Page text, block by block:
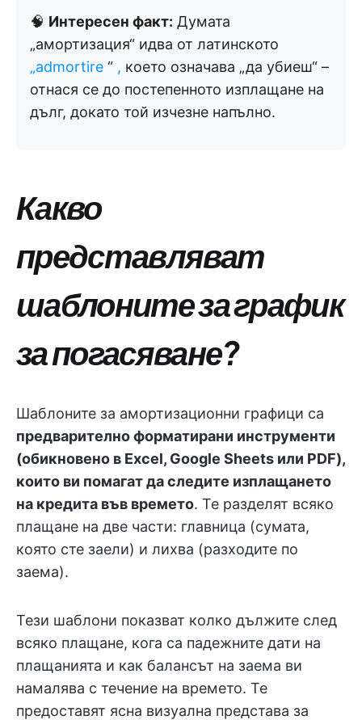
🧠 Интересен факт: Думата
„амортизация“ идва от латинското
„admortire “ , което означава „да убиеш“ –
отнася се до постепенното изплащане на
дълг, докато той изчезне напълно.
Какво
представляват
шаблоните за график
за погасяване?
Шаблоните за амортизационни графици са
предварително форматирани инструменти
(обикновено в Excel, Google Sheets или PDF),
които ви помагат да следите изплащането
на кредита във времето. Те разделят всяко
плащане на две части: главница (сумата,
която сте заели) и лихва (разходите по
заема).
Тези шаблони показват колко дължите след
всяко плащане, кога са падежните дати на
плащанията и как балансът на заема ви
намалява с течение на времето. Те
предоставят ясна визуална представа за